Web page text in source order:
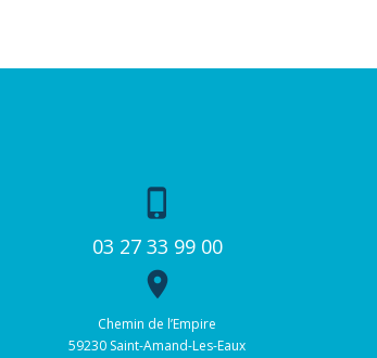
phone_iphone
03 27 33 99 00
place
Chemin de l’Empire
59230 Saint-Amand-Les-Eaux